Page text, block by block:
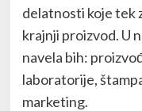
delatnosti koje tek
krajnji proizvod. U
navela bih:
laboratorije,
marketing.